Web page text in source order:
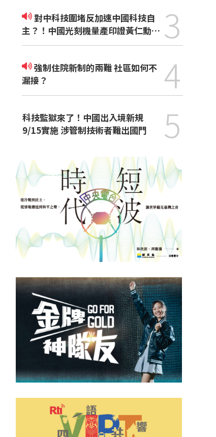
對中科技圍堵反加速中國科技自
主？！中國光刻機量產印證黃仁勳觀
點
3
強制住院新制的兩難 社區如何不
漏接？
4
科技監獄來了！中國出入境新規
9/15實施 涉管制技術者難出國門
5